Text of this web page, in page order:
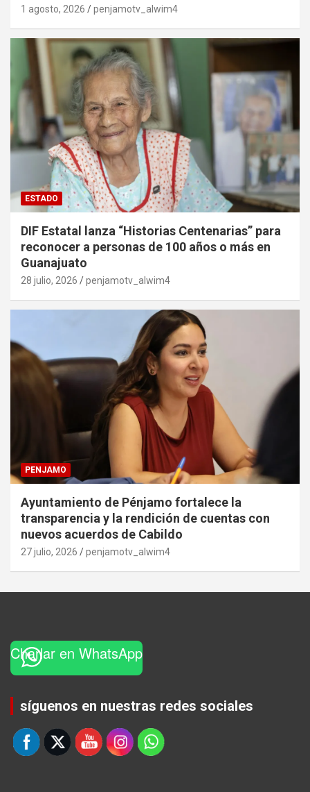
1 agosto, 2026 penjamotv_alwim4
ESTADO
DIF Estatal lanza “Historias Centenarias” para
reconocer a personas de 100 años o más en
Guanajuato
28 julio, 2026 penjamotv_alwim4
PENJAMO
Ayuntamiento de Pénjamo fortalece la
transparencia y la rendición de cuentas con
nuevos acuerdos de Cabildo
27 julio, 2026 penjamotv_alwim4
Charlar en WhatsApp
síguenos en nuestras redes sociales